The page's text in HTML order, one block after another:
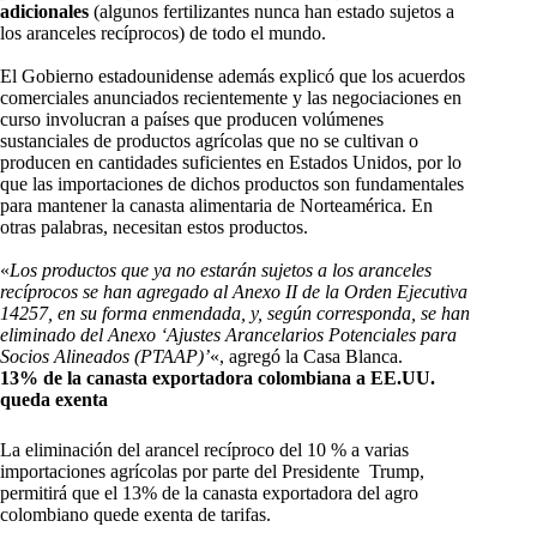
adicionales (algunos fertilizantes nunca han estado sujetos a
los aranceles recíprocos) de todo el mundo.
El Gobierno estadounidense además explicó que los acuerdos
comerciales anunciados recientemente y las negociaciones en
curso involucran a países que producen volúmenes
sustanciales de productos agrícolas que no se cultivan o
producen en cantidades suficientes en Estados Unidos, por lo
que las importaciones de dichos productos son fundamentales
para mantener la canasta alimentaria de Norteamérica. En
otras palabras, necesitan estos productos.
«Los productos que ya no estarán sujetos a los aranceles
recíprocos se han agregado al Anexo II de la Orden Ejecutiva
14257, en su forma enmendada, y, según corresponda, se han
eliminado del Anexo ‘Ajustes Arancelarios Potenciales para
Socios Alineados (PTAAP)’«, agregó la Casa Blanca.
13% de la canasta exportadora colombiana a EE.UU.
queda exenta
La eliminación del arancel recíproco del 10 % a varias
importaciones agrícolas por parte del Presidente Trump,
permitirá que el 13% de la canasta exportadora del agro
colombiano quede exenta de tarifas.